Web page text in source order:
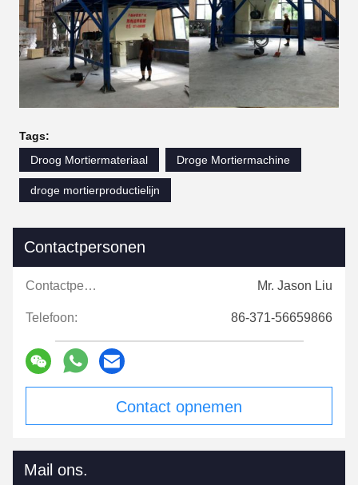
Tags:
Droog Mortiermateriaal
Droge Mortiermachine
droge mortierproductielijn
Contactpersonen
Contactpersonen: Mr. Jason Liu
Telefoon: 86-371-56659866
Contact opnemen
Mail ons.